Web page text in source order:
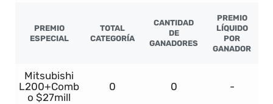
PREMIO
ESPECIAL
TOTAL
CATEGORÍA
CANTIDAD
DE
GANADORES
PREMIO
LÍQUIDO
POR
GANADOR
Mitsubishi
L200+Comb
o $27mill
0 0 -